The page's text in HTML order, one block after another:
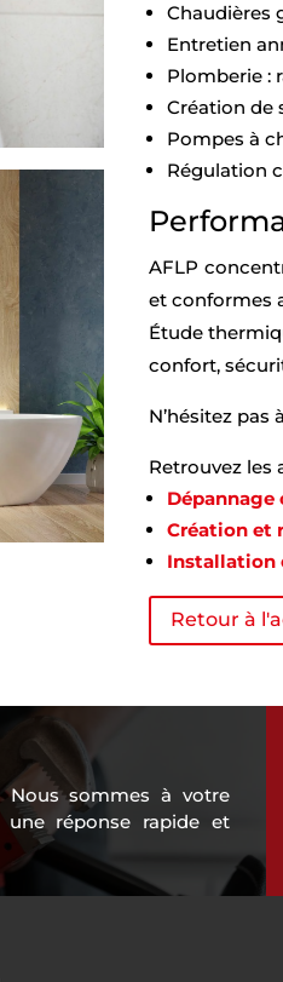
Chaudières
Entretien
Plomberie :
Création de
Pompes à
Régulation
AFLP
et conformes
Étude
confort,
N’hésitez pas à
Retrouvez les
Création et
Installation
Retour à
Nous sommes à votre
réponse rapide et